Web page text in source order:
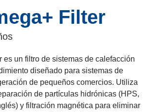
Filter
es un filtro de sistemas de calefacción
diseñado para sistemas de
de pequeños comercios. Utiliza
de partículas hidrónicas (HPS,
y filtración magnética para eliminar